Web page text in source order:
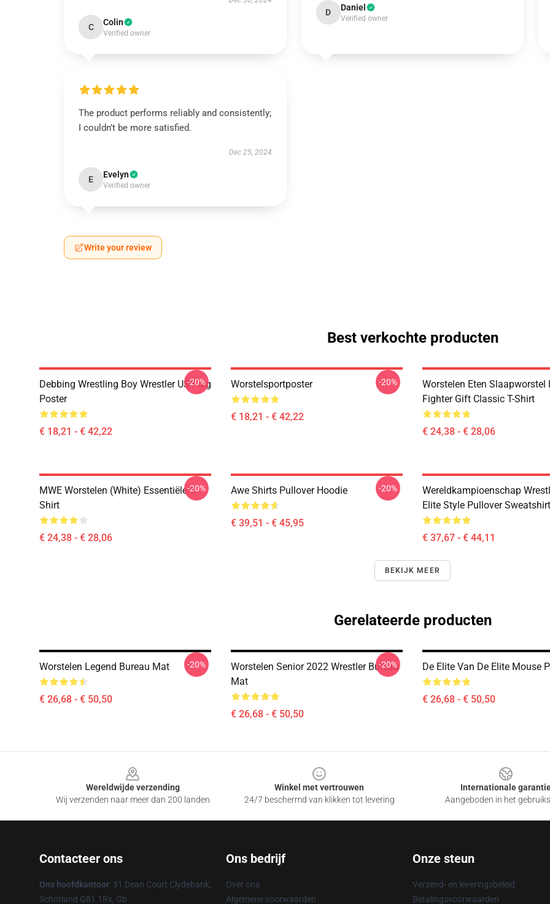
C Colin
Verified owner
D Daniel
Verified owner
The product performs reliably and consistently;
I couldn’t be more satisfied.
Dec 25, 2024
E Evelyn
Verified owner
Write your review
Best verkochte producten
Debbing Wrestling Boy Wrestler US Flag
Poster
€ 18,21 - € 42,22
-20% Worstelsportposter
€ 18,21 - € 42,22
-20%
Worstelen Eten Slaapworstel
Fighter Gift Classic T-Shirt
€ 24,38 - € 28,06
MWE Worstelen (White) Essentiële T-
Shirt
€ 24,38 - € 28,06
-20% Awe Shirts Pullover Hoodie
€ 39,51 - € 45,95
-20%
Wereldkampioenschap
Elite Style Pullover Sweatshirt
€ 37,67 - € 44,11
BEKIJK MEER
Gerelateerde producten
Worstelen Legend Bureau Mat
€ 26,68 - € 50,50
-20%
Worstelen Senior 2022 Wrestler Bureau
Mat
€ 26,68 - € 50,50
-20% De Elite Van De Elite Mouse
€ 26,68 - € 50,50
Wereldwijde verzending
Wij verzenden naar meer dan 200 landen
Winkel met vertrouwen
24/7 beschermd van klikken tot levering
Internationale
Aangeboden in het
Contacteer ons
Ons hoofdkantoor: 31 Dean Court Clydebank,
Schotland G81 1Rx, Gb
Ons bedrijf
Over ons
Algemene voorwaarden
Onze steun
Verzend- en leveringsbeleid
Betalingsvoorwaarden